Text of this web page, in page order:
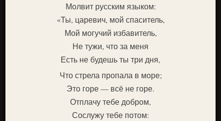
Молвит русским языком:
«Ты, царевич, мой спаситель,
Мой могучий избавитель,
Не тужи, что за меня
Есть не будешь ты три дня,
Что стрела пропала в море;
Это горе — всё не горе.
Отплачу тебе добром,
Сослужу тебе потом: